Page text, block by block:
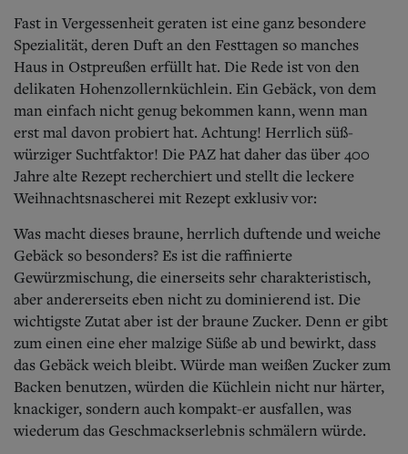
Fast in Vergessenheit geraten ist eine ganz besondere
Spezialität, deren Duft an den Festtagen so manches
Haus in Ostpreußen erfüllt hat. Die Rede ist von den
delikaten Hohenzollernküchlein. Ein Gebäck, von dem
man einfach nicht genug bekommen kann, wenn man
erst mal davon probiert hat. Achtung! Herrlich süß-
würziger Suchtfaktor! Die PAZ hat daher das über 400
Jahre alte Rezept recherchiert und stellt die leckere
Weihnachtsnascherei mit Rezept exklusiv vor:
Was macht dieses braune, herrlich duftende und weiche
Gebäck so besonders? Es ist die raffinierte
Gewürzmischung, die einerseits sehr charakteristisch,
aber andererseits eben nicht zu dominierend ist. Die
wichtigste Zutat aber ist der braune Zucker. Denn er gibt
zum einen eine eher malzige Süße ab und bewirkt, dass
das Gebäck weich bleibt. Würde man weißen Zucker zum
Backen benutzen, würden die Küchlein nicht nur härter,
knackiger, sondern auch kompakt-er ausfallen, was
wiederum das Geschmackserlebnis schmälern würde.